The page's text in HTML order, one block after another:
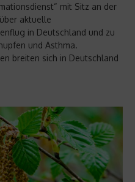
mit Sitz an der
aktuelle
in Deutschland und zu
und Asthma.
breiten sich in Deutschland